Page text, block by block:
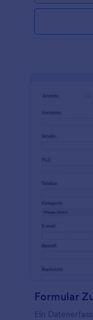
Ein